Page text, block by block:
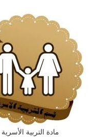
مادة التربية الأسرية